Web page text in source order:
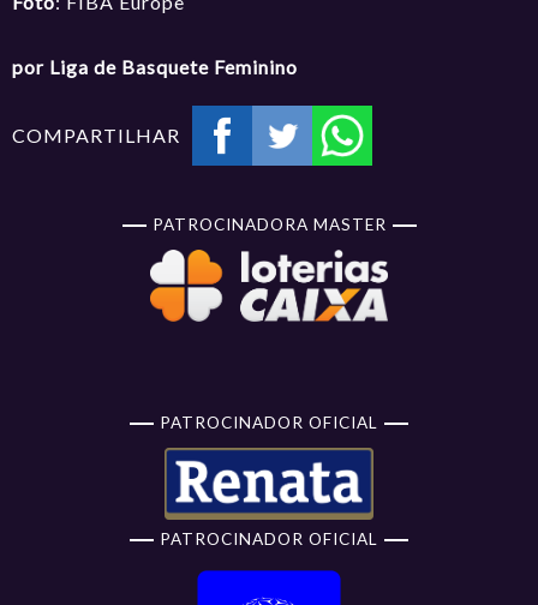
por Liga de Basquete Feminino
COMPARTILHAR
PATROCINADORA MASTER
PATROCINADOR OFICIAL
PATROCINADOR OFICIAL